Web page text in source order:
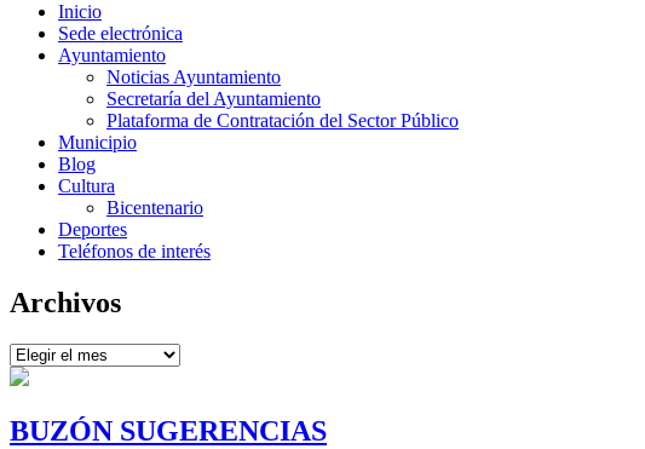
Inicio
Sede electrónica
Ayuntamiento
Noticias Ayuntamiento
Secretaría del Ayuntamiento
Plataforma de Contratación del Sector Público
Municipio
Blog
Cultura
Bicentenario
Deportes
Teléfonos de interés
Archivos
Archivos
BUZÓN SUGERENCIAS